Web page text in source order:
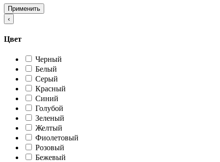
Применить
‹
Цвет
Черный
Белый
Серый
Красный
Синий
Голубой
Зеленый
Желтый
Фиолетовый
Розовый
Бежевый